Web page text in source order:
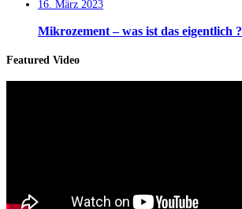
16. März 2023
Mikrozement – was ist das eigentlich ?
Featured Video